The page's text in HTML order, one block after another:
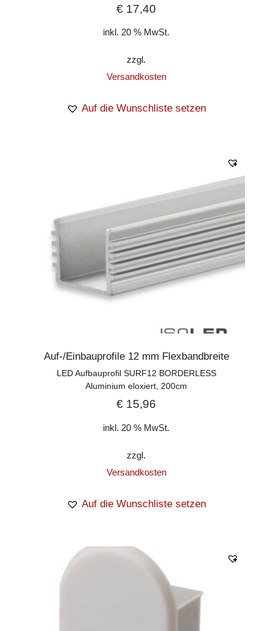
€ 17,40
inkl. 20 % MwSt.
zzgl.
Versandkosten
Auf die Wunschliste setzen
Auf-/Einbauprofile 12 mm Flexbandbreite
LED Aufbauprofil SURF12 BORDERLESS
Aluminium eloxiert, 200cm
€ 15,96
inkl. 20 % MwSt.
zzgl.
Versandkosten
Auf die Wunschliste setzen